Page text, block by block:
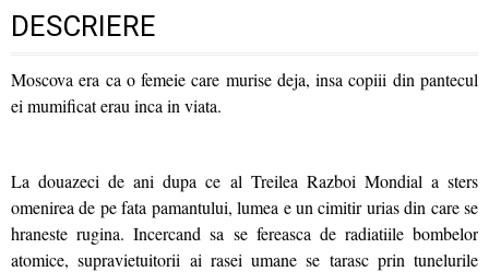
DESCRIERE
Moscova era ca o femeie care murise deja, insa copiii din pantecul
ei mumificat erau inca in viata.
La douazeci de ani dupa ce al Treilea Razboi Mondial a sters
omenirea de pe fata pamantului, lumea e un cimitir urias din care se
hraneste rugina. Incercand sa se fereasca de radiatiile bombelor
atomice, supravietuitorii ai rasei umane se tarasc prin tunelurile